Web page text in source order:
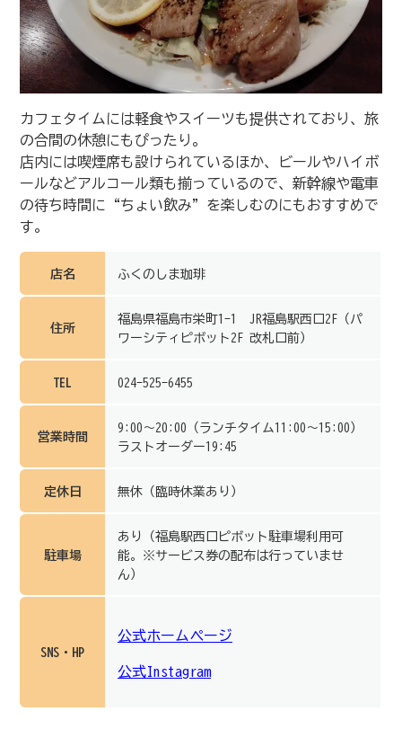
カフェタイムには軽食やスイーツも提供されており、旅
の合間の休憩にもぴったり。
店内には喫煙席も設けられているほか、ビールやハイボ
ールなどアルコール類も揃っているので、新幹線や電車
の待ち時間に“ちょい飲み”を楽しむのにもおすすめで
す。
店名 ふくのしま珈琲
住所
福島県福島市栄町1-1 JR福島駅西口2F（パ
ワーシティピボット2F 改札口前）
TEL 024-525-6455
営業時間
9:00～20:00（ランチタイム11:00～15:00）
ラストオーダー19:45
定休日 無休（臨時休業あり）
駐車場
あり（福島駅西口ピボット駐車場利用可
能。※サービス券の配布は行っていませ
ん）
SNS・HP
公式ホームページ
公式Instagram